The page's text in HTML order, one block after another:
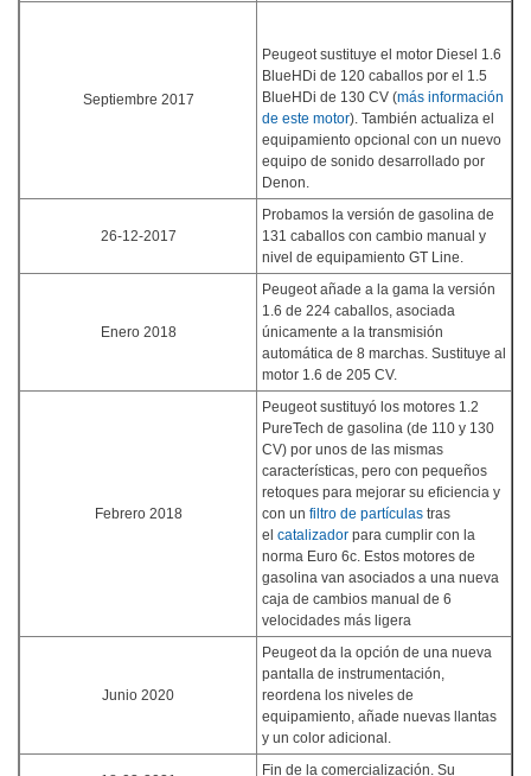
Septiembre 2017
Peugeot sustituye el motor Diesel 1.6
BlueHDi de 120 caballos por el 1.5
BlueHDi de 130 CV (más información
de este motor). También actualiza el
equipamiento opcional con un nuevo
equipo de sonido desarrollado por
Denon.
26-12-2017
Probamos la versión de gasolina de
131 caballos con cambio manual y
nivel de equipamiento GT Line.
Enero 2018
Peugeot añade a la gama la versión
1.6 de 224 caballos, asociada
únicamente a la transmisión
automática de 8 marchas. Sustituye al
motor 1.6 de 205 CV.
Febrero 2018
Peugeot sustituyó los motores 1.2
PureTech de gasolina (de 110 y 130
CV) por unos de las mismas
características, pero con pequeños
retoques para mejorar su eficiencia y
con un filtro de partículas tras
el catalizador para cumplir con la
norma Euro 6c. Estos motores de
gasolina van asociados a una nueva
caja de cambios manual de 6
velocidades más ligera
Junio 2020
Peugeot da la opción de una nueva
pantalla de instrumentación,
reordena los niveles de
equipamiento, añade nuevas llantas
y un color adicional.
Fin de la comercialización. Su